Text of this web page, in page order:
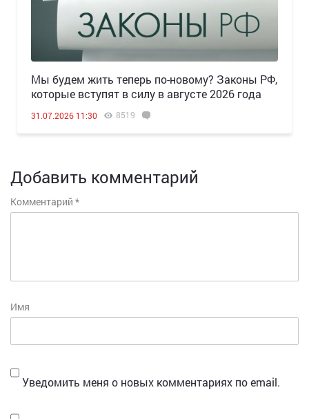
Мы будем жить теперь по-новому? Законы РФ,
которые вступят в силу в августе 2026 года
31.07.2026 11:30 8519
Добавить комментарий
Комментарий *
Имя
Уведомить меня о новых комментариях по email.